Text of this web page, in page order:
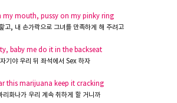
my mouth, pussy on my pinky ring
핥고, 내 손가락으로 그녀를 만족하게 해 주려고
baby me do it in the backseat
자기야 우리 뒤 좌석에서 Sex 하자
this marijuana keep it cracking
리화나가 우리 계속 취하게 할 거니까